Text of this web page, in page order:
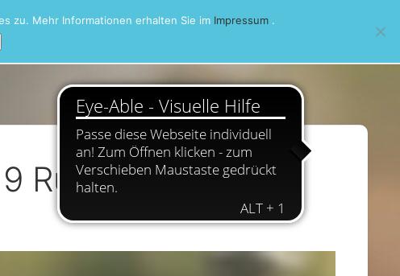
Runde 9
zu. Mehr Informationen erhalten Sie im Impressum .